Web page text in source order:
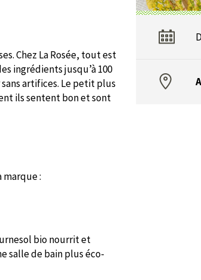
Chez La Rosée, tout est
ingrédients jusqu’à 100
artifices. Le petit plus
ils sentent bon et sont
marque :
bio nourrit et
salle de bain plus éco-